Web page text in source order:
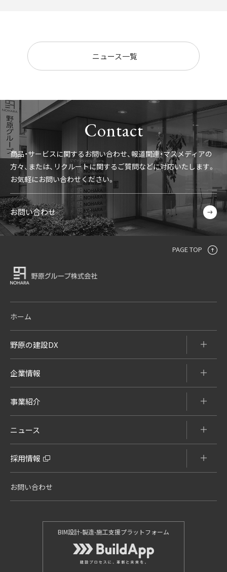
ニュース一覧
Contact
商品・サービスに関するお問い合わせ、報道関連・マスメディアの
方々、 または、リクルートに関するご質問などに対応いたします。
お気軽にお問い合わせください。
お問い合わせ
PAGE TOP
ホーム
野原の建設DX
企業情報
事業紹介
ニュース
採用情報
お問い合わせ
BIM設計-製造-施工支援プラットフォーム